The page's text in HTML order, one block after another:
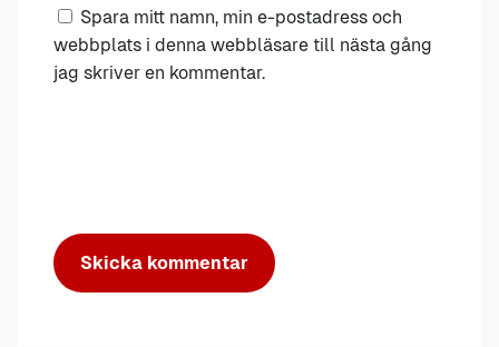
Spara mitt namn, min e-postadress och
webbplats i denna webbläsare till nästa gång
jag skriver en kommentar.